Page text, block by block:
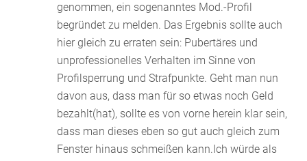
genommen, ein sogenanntes Mod.-Profil
begründet zu melden. Das Ergebnis sollte auch
hier gleich zu erraten sein: Pubertäres und
unprofessionelles Verhalten im Sinne von
Profilsperrung und Strafpunkte. Geht man nun
davon aus, dass man für so etwas noch Geld
bezahlt(hat), sollte es von vorne herein klar sein,
dass man dieses eben so gut auch gleich zum
Fenster hinaus schmeißen kann.Ich würde als